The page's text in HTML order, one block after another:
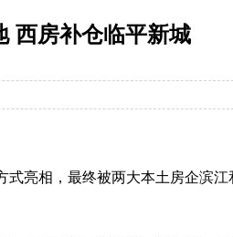
西房补仓临平新城
式亮相，最终被两大本土房企滨江